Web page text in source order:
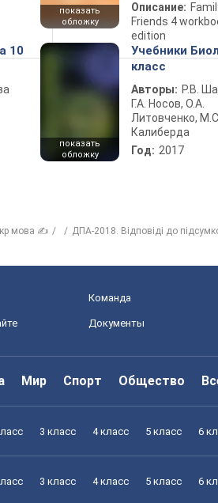
показать
обложку
Описание:
Friends 4
edition
10
показать
обложку
Учебники
класс
Авторы: Р.В.
Г.А. Носов, О.А.
Литовченко, М.С.
Калиберда
Год: 2017
мова ✍ ДПА-2018. Відповіді до
Команда
Документы
Мир Спорт Общество
3 класс 4 класс 5 класс 6
3 класс 4 класс 5 класс 6